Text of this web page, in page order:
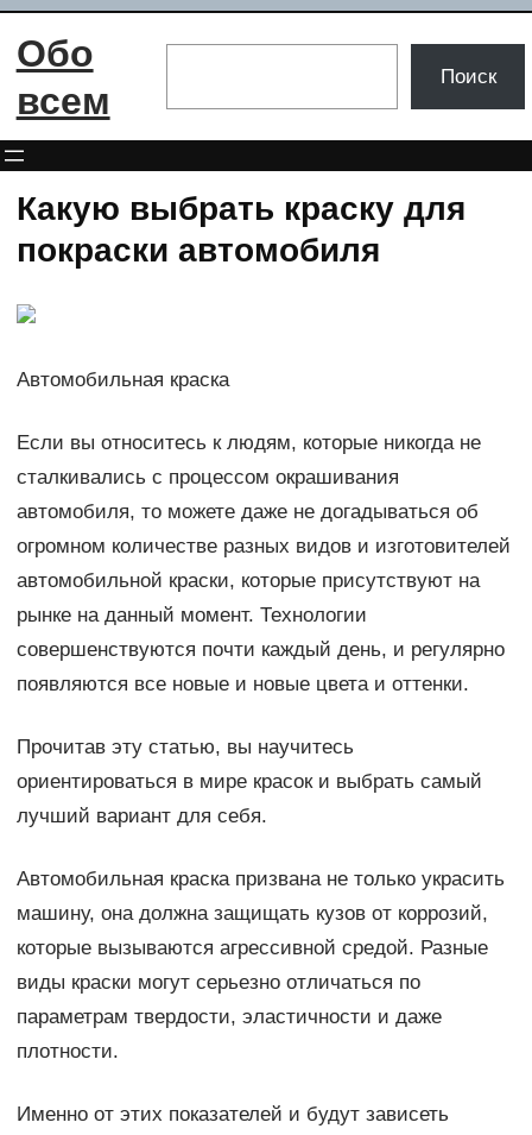
Перейти
Обо
всем
Поиск
Какую выбрать краску для
покраски автомобиля
Автомобильная краска
Если вы относитесь к людям, которые никогда не
сталкивались с процессом окрашивания
автомобиля, то можете даже не догадываться об
огромном количестве разных видов и изготовителей
автомобильной краски, которые присутствуют на
рынке на данный момент. Технологии
совершенствуются почти каждый день, и регулярно
появляются все новые и новые цвета и оттенки.
Прочитав эту статью, вы научитесь
ориентироваться в мире красок и выбрать самый
лучший вариант для себя.
Автомобильная краска призвана не только украсить
машину, она должна защищать кузов от коррозий,
которые вызываются агрессивной средой. Разные
виды краски могут серьезно отличаться по
параметрам твердости, эластичности и даже
плотности.
Именно от этих показателей и будут зависеть